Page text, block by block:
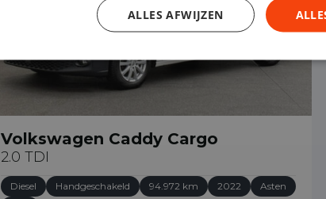
Volkswagen Caddy Cargo
2.0 TDI
Diesel Handgeschakeld 94.972 km 2022
Asten
ALLES AFWIJZEN